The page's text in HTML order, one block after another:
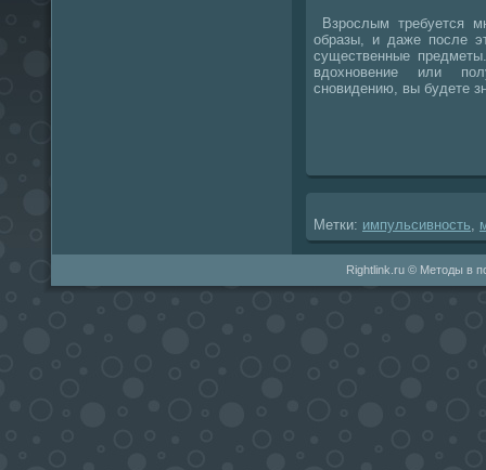
Взрослым требуется
образы, и даже после
существенные
вдοхновение или
сновидению, вы будете
Метки: импульсивность
Rightlink.ru © Методы в